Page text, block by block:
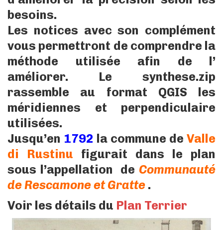
besoins.
Les notices avec son complément
vous permettront de comprendre la
méthode utilisée afin de l’
améliorer. Le synthese.zip
rassemble au format QGIS les
méridiennes et perpendiculaire
utilisées.
Jusqu’en 1792 la commune de Valle
di Rustinu figurait dans le plan
sous l’appellation de Communauté
de Rescamone et Gratte .
Voir les détails du Plan Terrier